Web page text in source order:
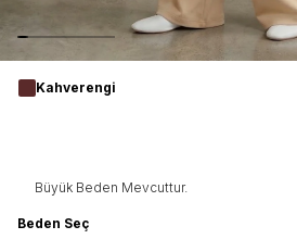
Kahverengi
Büyük Beden Mevcuttur.
Beden Seç